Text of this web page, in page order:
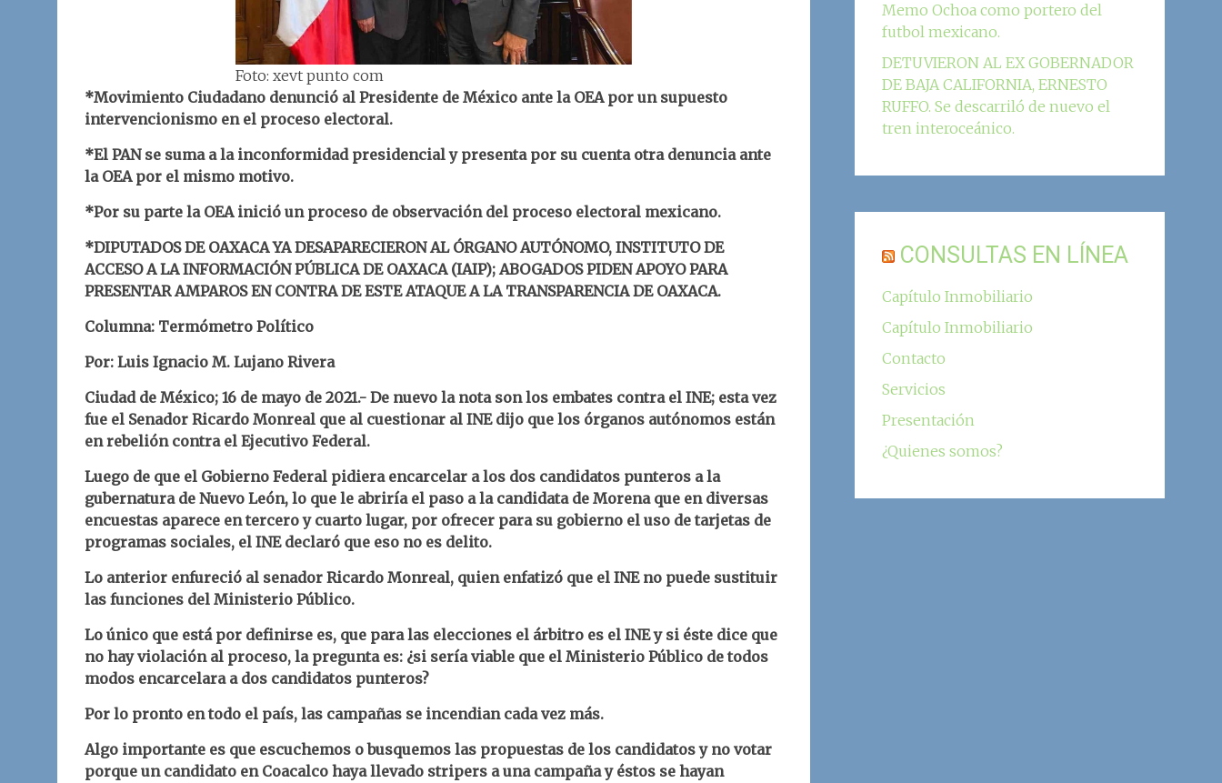
Foto: xevt punto com
*Movimiento Ciudadano denunció al Presidente de México ante la OEA por un supuesto
intervencionismo en el proceso electoral.
*El PAN se suma a la inconformidad presidencial y presenta por su cuenta otra denuncia ante
la OEA por el mismo motivo.
*Por su parte la OEA inició un proceso de observación del proceso electoral mexicano.
*DIPUTADOS DE OAXACA YA DESAPARECIERON AL ÓRGANO AUTÓNOMO, INSTITUTO DE
ACCESO A LA INFORMACIÓN PÚBLICA DE OAXACA (IAIP); ABOGADOS PIDEN APOYO PARA
PRESENTAR AMPAROS EN CONTRA DE ESTE ATAQUE A LA TRANSPARENCIA DE OAXACA.
Columna: Termómetro Político
Por: Luis Ignacio M. Lujano Rivera
Ciudad de México; 16 de mayo de 2021.- De nuevo la nota son los embates contra el INE; esta vez
fue el Senador Ricardo Monreal que al cuestionar al INE dijo que los órganos autónomos están
en rebelión contra el Ejecutivo Federal.
Luego de que el Gobierno Federal pidiera encarcelar a los dos candidatos punteros a la
gubernatura de Nuevo León, lo que le abriría el paso a la candidata de Morena que en diversas
encuestas aparece en tercero y cuarto lugar, por ofrecer para su gobierno el uso de tarjetas de
programas sociales, el INE declaró que eso no es delito.
Lo anterior enfureció al senador Ricardo Monreal, quien enfatizó que el INE no puede sustituir
las funciones del Ministerio Público.
Lo único que está por definirse es, que para las elecciones el árbitro es el INE y si éste dice que
no hay violación al proceso, la pregunta es: ¿si sería viable que el Ministerio Público de todos
modos encarcelara a dos candidatos punteros?
Por lo pronto en todo el país, las campañas se incendian cada vez más.
Algo importante es que escuchemos o busquemos las propuestas de los candidatos y no votar
porque un candidato en Coacalco haya llevado stripers a una campaña y éstos se hayan
Memo Ochoa como portero del
futbol mexicano.
DETUVIERON AL EX GOBERNADOR
DE BAJA CALIFORNIA, ERNESTO
RUFFO. Se descarriló de nuevo el
tren interoceánico.
CONSULTAS EN LÍNEA
Capítulo Inmobiliario
Capítulo Inmobiliario
Contacto
Servicios
Presentación
¿Quienes somos?